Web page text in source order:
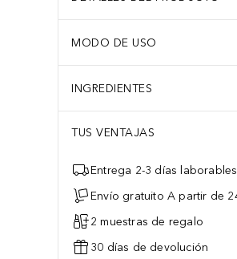
MODO DE USO
INGREDIENTES
TUS VENTAJAS
Entrega 2-3 días laborables
Envío gratuito A partir de
2 muestras de regalo
30 días de devolución